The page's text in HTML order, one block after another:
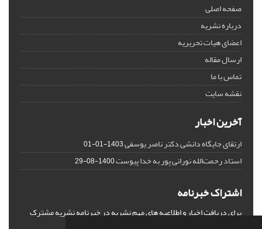
صفحه اصلی
درباره نشریه
اعضای هیات تحریریه
ارسال مقاله
تماس با ما
نقشه سایت
آخرین اخبار
ارتقای جایگاه دانشی دکتر ناصر یوسفی1403-01-01
استاد رحمت‌الله نورانی پور به خدا پیوست1400-08-29
اشتراک خبرنامه
برای دریافت اخبار و اطلاعیه های مهم نشریه در خبرنامه نشریه مشترک